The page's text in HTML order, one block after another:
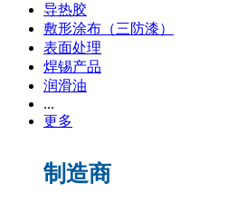
导热胶
敷形涂布（三防漆）
表面处理
焊锡产品
润滑油
...
更多
制造商